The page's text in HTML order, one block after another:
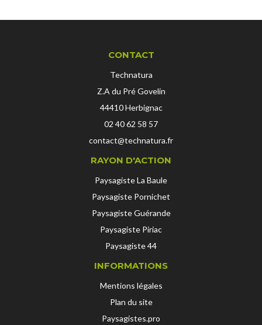
CONTACT
Technatura
Z.A du Pré Govelin
44410 Herbignac
02 40 62 58 57
contact@technatura.fr
RAYON D'ACTION
Paysagiste La Baule
Paysagiste Pornichet
Paysagiste Guérande
Paysagiste Piriac
Paysagiste 44
INFORMATIONS
Mentions légales
Plan du site
Paysagistes.pro